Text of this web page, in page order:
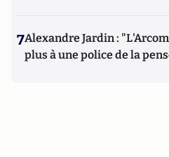
7Alexandre Jardin :
plus à une police de la